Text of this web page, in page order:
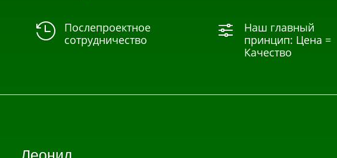

Послепроектное
сотрудничество
f
Наш главный
принцип: Цена =
Качество